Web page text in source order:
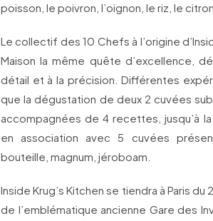
poisson, le poivron, l’oignon, le riz, le
Le collectif des 10 Chefs à l’origine
Maison la même quête d’excellence,
détail et à la précision. Différentes
que la dégustation de deux 2 cuvées
accompagnées de 4 recettes, jusqu’à
en association avec 5 cuvées
bouteille, magnum, jéroboam.
Inside Krug’s Kitchen se tiendra à Paris
de l’emblématique ancienne Gare des